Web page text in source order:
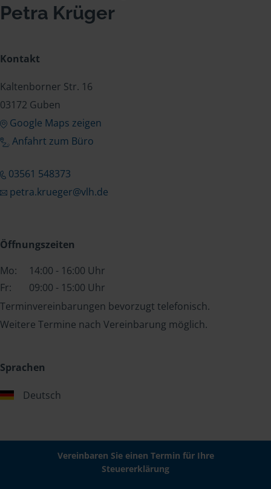
Petra Krüger
Kontakt
Kaltenborner Str. 16
03172 Guben
Google Maps zeigen
Anfahrt zum Büro
03561 548373
petra.krueger@vlh.de
Öffnungszeiten
Mo:
14:00 - 16:00 Uhr
Fr:
09:00 - 15:00 Uhr
Terminvereinbarungen bevorzugt telefonisch.
Weitere Termine nach Vereinbarung möglich.
Sprachen
Deutsch
Vereinbaren Sie einen Termin für Ihre
Steuererklärung